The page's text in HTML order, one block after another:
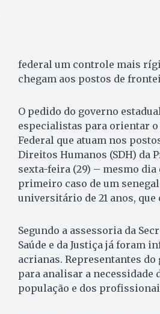
federal um controle mais
chegam aos postos de
O pedido do governo
especialistas para orientar o
Federal que atuam nos
Direitos Humanos (SDH) da
sexta-feira (29) – mesmo
primeiro caso de um
universitário de 21 anos,
Segundo a assessoria da
Saúde e da Justiça já foram
acrianas. Representantes
para analisar a necessidade
população e dos